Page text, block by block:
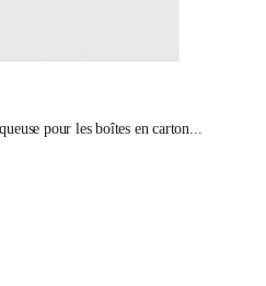
pour les boîtes en carton